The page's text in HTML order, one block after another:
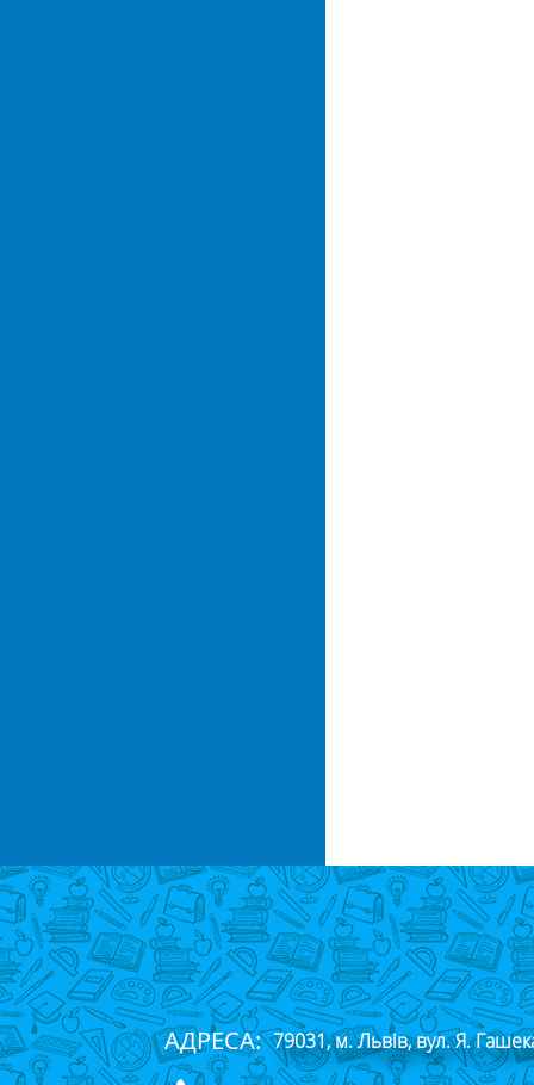
АДРЕСА: 79031, м. Львів, вул. Я.